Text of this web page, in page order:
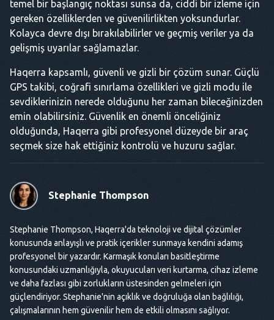
temel bir başlangıç noktası sunsa da, ciddi bir izleme için
gereken özelliklerden ve güvenilirlikten yoksundurlar.
Kolayca devre dışı bırakılabilirler ve geçmiş veriler ya da
gelişmiş uyarılar sağlamazlar.
Haqerra kapsamlı, güvenli ve gizli bir çözüm sunar. Güçlü
GPS takibi, coğrafi sınırlama özellikleri ve gizli modu ile
sevdiklerinizin nerede olduğunu her zaman bileceğinizden
emin olabilirsiniz. Güvenlik en önemli önceliğiniz
olduğunda, Haqerra gibi profesyonel düzeyde bir araç
seçmek size hak ettiğiniz kontrolü ve huzuru sağlar.
Stephanie Thompson
Stephanie Thompson, Haqerra'da teknoloji ve dijital çözümler
konusunda anlayışlı ve pratik içerikler sunmaya kendini adamış
profesyonel bir yazardır. Karmaşık konuları basitleştirme
konusundaki uzmanlığıyla, okuyucuları veri kurtarma, cihaz izleme
ve daha fazlası gibi zorlukların üstesinden gelmeleri için
güçlendiriyor. Stephanie'nin açıklık ve doğruluğa olan bağlılığı,
çalışmalarının hem güvenilir hem de etkili olmasını sağlıyor.